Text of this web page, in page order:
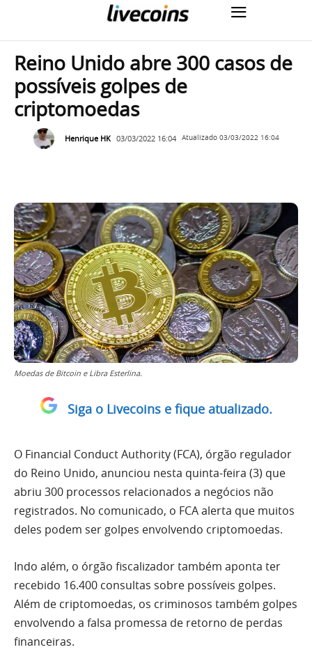
Reino Unido abre 300 casos de
possíveis golpes de
criptomoedas
Henrique HK 03/03/2022 16:04 Atualizado 03/03/2022 16:04
Moedas de Bitcoin e Libra Esterlina.
Siga o Livecoins e fique atualizado.
O Financial Conduct Authority (FCA), órgão regulador
do Reino Unido, anunciou nesta quinta-feira (3) que
abriu 300 processos relacionados a negócios não
registrados. No comunicado, o FCA alerta que muitos
deles podem ser golpes envolvendo criptomoedas.
Indo além, o órgão fiscalizador também aponta ter
recebido 16.400 consultas sobre possíveis golpes.
Além de criptomoedas, os criminosos também golpes
envolvendo a falsa promessa de retorno de perdas
financeiras.